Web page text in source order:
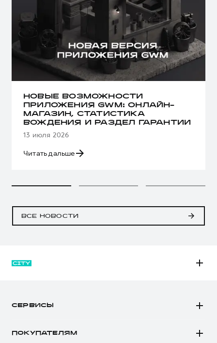
НОВЫЕ ВОЗМОЖНОСТИ
ПРИЛОЖЕНИЯ GWM: ОНЛАЙН-
МАГАЗИН, СТАТИСТИКА
ВОЖДЕНИЯ И РАЗДЕЛ ГАРАНТИИ
13 июля 2026
Читать дальше
ВСЕ НОВОСТИ
СЕРВИСЫ
ПОКУПАТЕЛЯМ